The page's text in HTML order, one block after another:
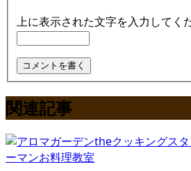
上に表示された文字を入力してく
関連記事